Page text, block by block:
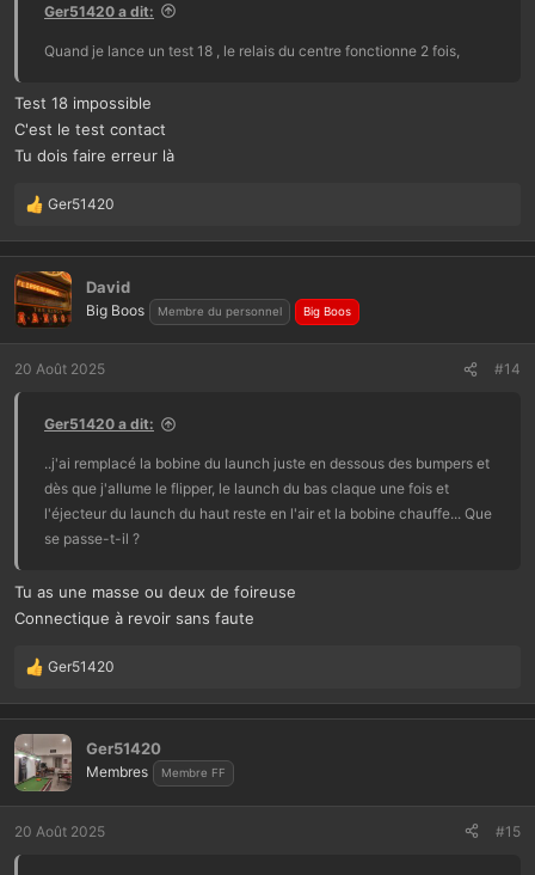
Ger51420 a dit:
Quand je lance un test 18 , le relais du centre fonctionne 2 fois,
Test 18 impossible
C'est le test contact
Tu dois faire erreur là
L
s
r
é
a
c
t
Ger51420
David
Big Boos Membre du personnel Big Boos
20 Août 2025 #14
Ger51420 a dit:
..j'ai remplacé la bobine du launch juste en dessous des bumpers et
dès que j'allume le flipper, le launch du bas claque une fois et
l'éjecteur du launch du haut reste en l'air et la bobine chauffe... Que
se passe-t-il ?
Tu as une masse ou deux de foireuse
Connectique à revoir sans faute
L
s
r
é
a
c
t
Ger51420
Ger51420
Membres Membre FF
20 Août 2025 #15